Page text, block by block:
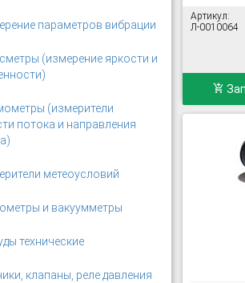
параметров вибрации
(измерение яркости и
(измерители
потока и направления
метеоусловий
и вакуумметры
технические
клапаны, реле давления
Артикул:
Л-0010064